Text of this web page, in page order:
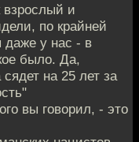
и
по крайней
даже у нас - в
было. Да,
на 25 лет за
вы говорил, - это